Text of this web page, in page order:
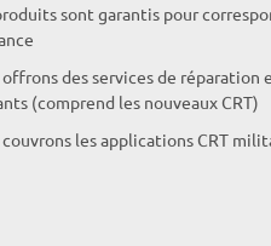
sont garantis pour
offrons des services de réparation
(comprend les nouveaux CRT)
couvrons les applications CRT